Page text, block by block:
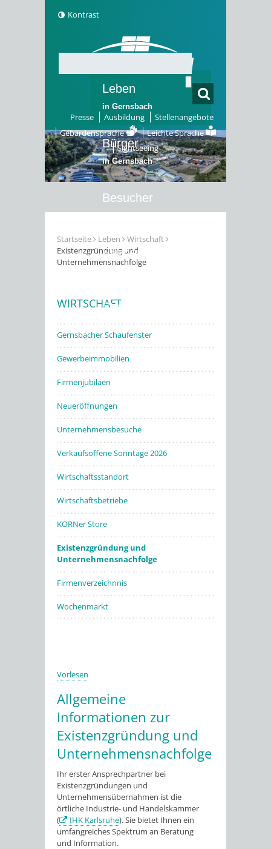
Kontrast
Presse Ausbildung
Stellenangebote
Gebärdensprache
Leichte Sprache
Sightseeing
Leben
in Gernsbach
Bürger
in Gernsbach
Besucher
Erleben
Stadtwerke
Startseite Leben
Wirtschaft
Existenzgründung und
Unternehmensnachfolge
WIRTSCHAFT
Gernsbacher Schaufenster
Gewerbeimmobilien
Firmenjubiläen
Neueröffnungen
Unternehmensbesuche
Verkaufsoffene Sonntage 2026
Wirtschaftsstandort
Wirtschaftsbetriebe
KORNer Store
Existenzgründung und
Unternehmensnachfolge
Firmenverzeichnnis
Wochenmarkt
Vorlesen
Allgemeine
Informationen zur
Existenzgründung und
Unternehmensnachfolge
Ihr erster Ansprechpartner bei
Existenzgründungen und
Unternehmensübernahmen ist die
örtliche Industrie- und Handelskammer
(
IHK Karlsruhe). Sie bietet Ihnen ein
umfangreiches Spektrum an Beratung
und Information.